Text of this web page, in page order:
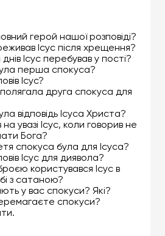
герой нашої розповіді?
Ісус після хрещення?
днів Ісус перебував у пості?
перша спокуса?
Ісус?
друга спокуса для
відповідь Ісуса Христа?
увазі Ісус, коли говорив не
Бога?
спокуса була для Ісуса?
Ісус для диявола?
користувався Ісус в
з сатаною?
у вас спокуси? Які?
спокуси?